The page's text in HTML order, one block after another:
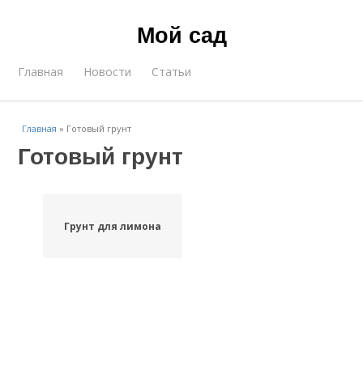
Мой сад
Главная Новости Статьи
Главная » Готовый грунт
Готовый грунт
Грунт для лимона